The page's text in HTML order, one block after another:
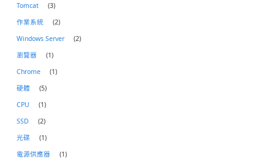
Tomcat
(3)
作業系統
(2)
Windows Server
(2)
瀏覽器
(1)
Chrome
(1)
硬體
(5)
CPU
(1)
SSD
(2)
光碟
(1)
電源供應器
(1)